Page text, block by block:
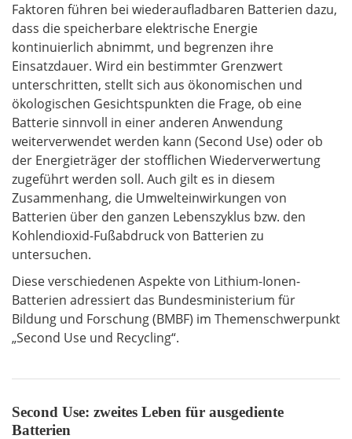
Faktoren führen bei wiederaufladbaren Batterien dazu,
dass die speicherbare elektrische Energie
kontinuierlich abnimmt, und begrenzen ihre
Einsatzdauer. Wird ein bestimmter Grenzwert
unterschritten, stellt sich aus ökonomischen und
ökologischen Gesichtspunkten die Frage, ob eine
Batterie sinnvoll in einer anderen Anwendung
weiterverwendet werden kann (Second Use) oder ob
der Energieträger der stofflichen Wiederverwertung
zugeführt werden soll. Auch gilt es in diesem
Zusammenhang, die Umwelteinwirkungen von
Batterien über den ganzen Lebenszyklus bzw. den
Kohlendioxid-Fußabdruck von Batterien zu
untersuchen.
Diese verschiedenen Aspekte von Lithium-Ionen-
Batterien adressiert das Bundesministerium für
Bildung und Forschung (BMBF) im Themenschwerpunkt
„Second Use und Recycling“.
Second Use: zweites Leben für ausgediente
Batterien